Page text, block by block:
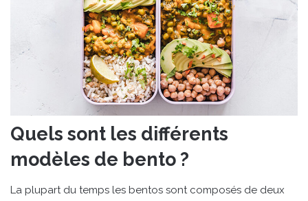
Quels sont les différents
modèles de bento ?
La plupart du temps les bentos sont composés de deux